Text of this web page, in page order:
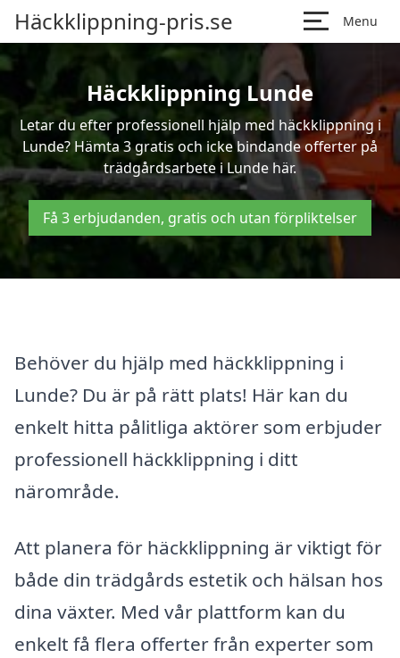
Häckklippning-pris.se Menu
Häckklippning Lunde
Letar du efter professionell hjälp med häckklippning i
Lunde? Hämta 3 gratis och icke bindande offerter på
trädgårdsarbete i Lunde här.
Få 3 erbjudanden, gratis och utan förpliktelser
Behöver du hjälp med häckklippning i
Lunde? Du är på rätt plats! Här kan du
enkelt hitta pålitliga aktörer som erbjuder
professionell häckklippning i ditt
närområde.
Att planera för häckklippning är viktigt för
både din trädgårds estetik och hälsan hos
dina växter. Med vår plattform kan du
enkelt få flera offerter från experter som